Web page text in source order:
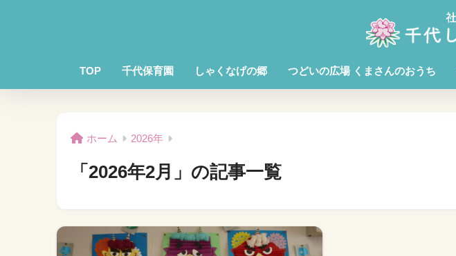
TOP 千代保育園 しゃくなげの郷 つどいの広場 くまさんのおうち
ホーム 2026年
「2026年2月」の記事一覧